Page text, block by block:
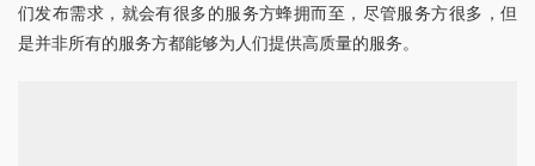
们发布需求，就会有很多的服务方蜂拥而至，尽管服务方很多，但
是并非所有的服务方都能够为人们提供高质量的服务。